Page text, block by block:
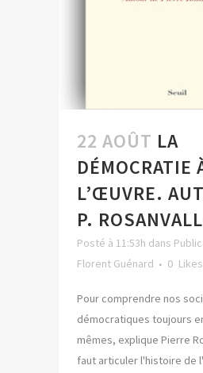
22 AOÛT LA
DÉMOCRATIE
L’ŒUVRE.
P.
Posté à 11:53h dans
Florent Guénard
0 Likes
Pour comprendre nos
démocratiques toujours
mêmes, explique Pierre
faut articuler l'histoire de